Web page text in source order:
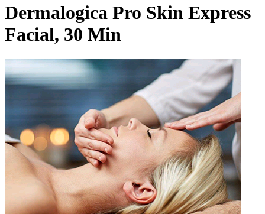
Dermalogica Pro Skin Express
Facial, 30 Min